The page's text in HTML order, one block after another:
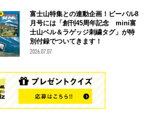
富士山特集との連動企画！ビーパル8
月号には「創刊45周年記念 mini富
士山ベル＆ラゲッジ刺繍タグ」が特
別付録でついてきます！
2026.07.07